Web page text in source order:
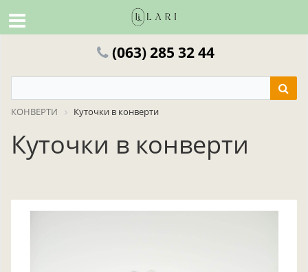
(063) 285 32 44
КОНВЕРТИ Куточки в конверти
Куточки в конверти